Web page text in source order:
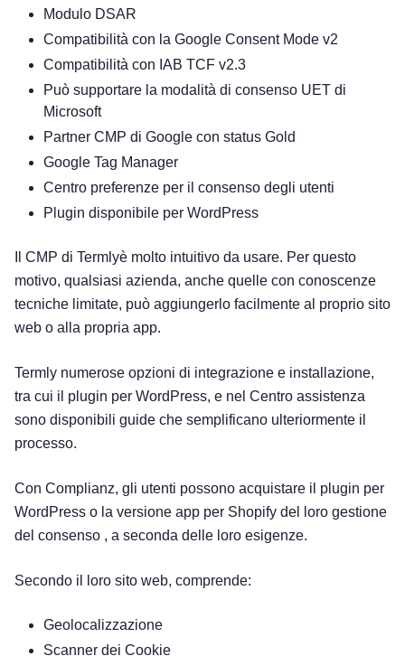
Modulo DSAR
Compatibilità con la Google Consent Mode v2
Compatibilità con IAB TCF v2.3
Può supportare la modalità di consenso UET di
Microsoft
Partner CMP di Google con status Gold
Google Tag Manager
Centro preferenze per il consenso degli utenti
Plugin disponibile per WordPress
Il CMP di Termlyè molto intuitivo da usare. Per questo
motivo, qualsiasi azienda, anche quelle con conoscenze
tecniche limitate, può aggiungerlo facilmente al proprio sito
web o alla propria app.
Termly numerose opzioni di integrazione e installazione,
tra cui il plugin per WordPress, e nel Centro assistenza
sono disponibili guide che semplificano ulteriormente il
processo.
Con Complianz, gli utenti possono acquistare il plugin per
WordPress o la versione app per Shopify del loro gestione
del consenso , a seconda delle loro esigenze.
Secondo il loro sito web, comprende:
Geolocalizzazione
Scanner dei Cookie